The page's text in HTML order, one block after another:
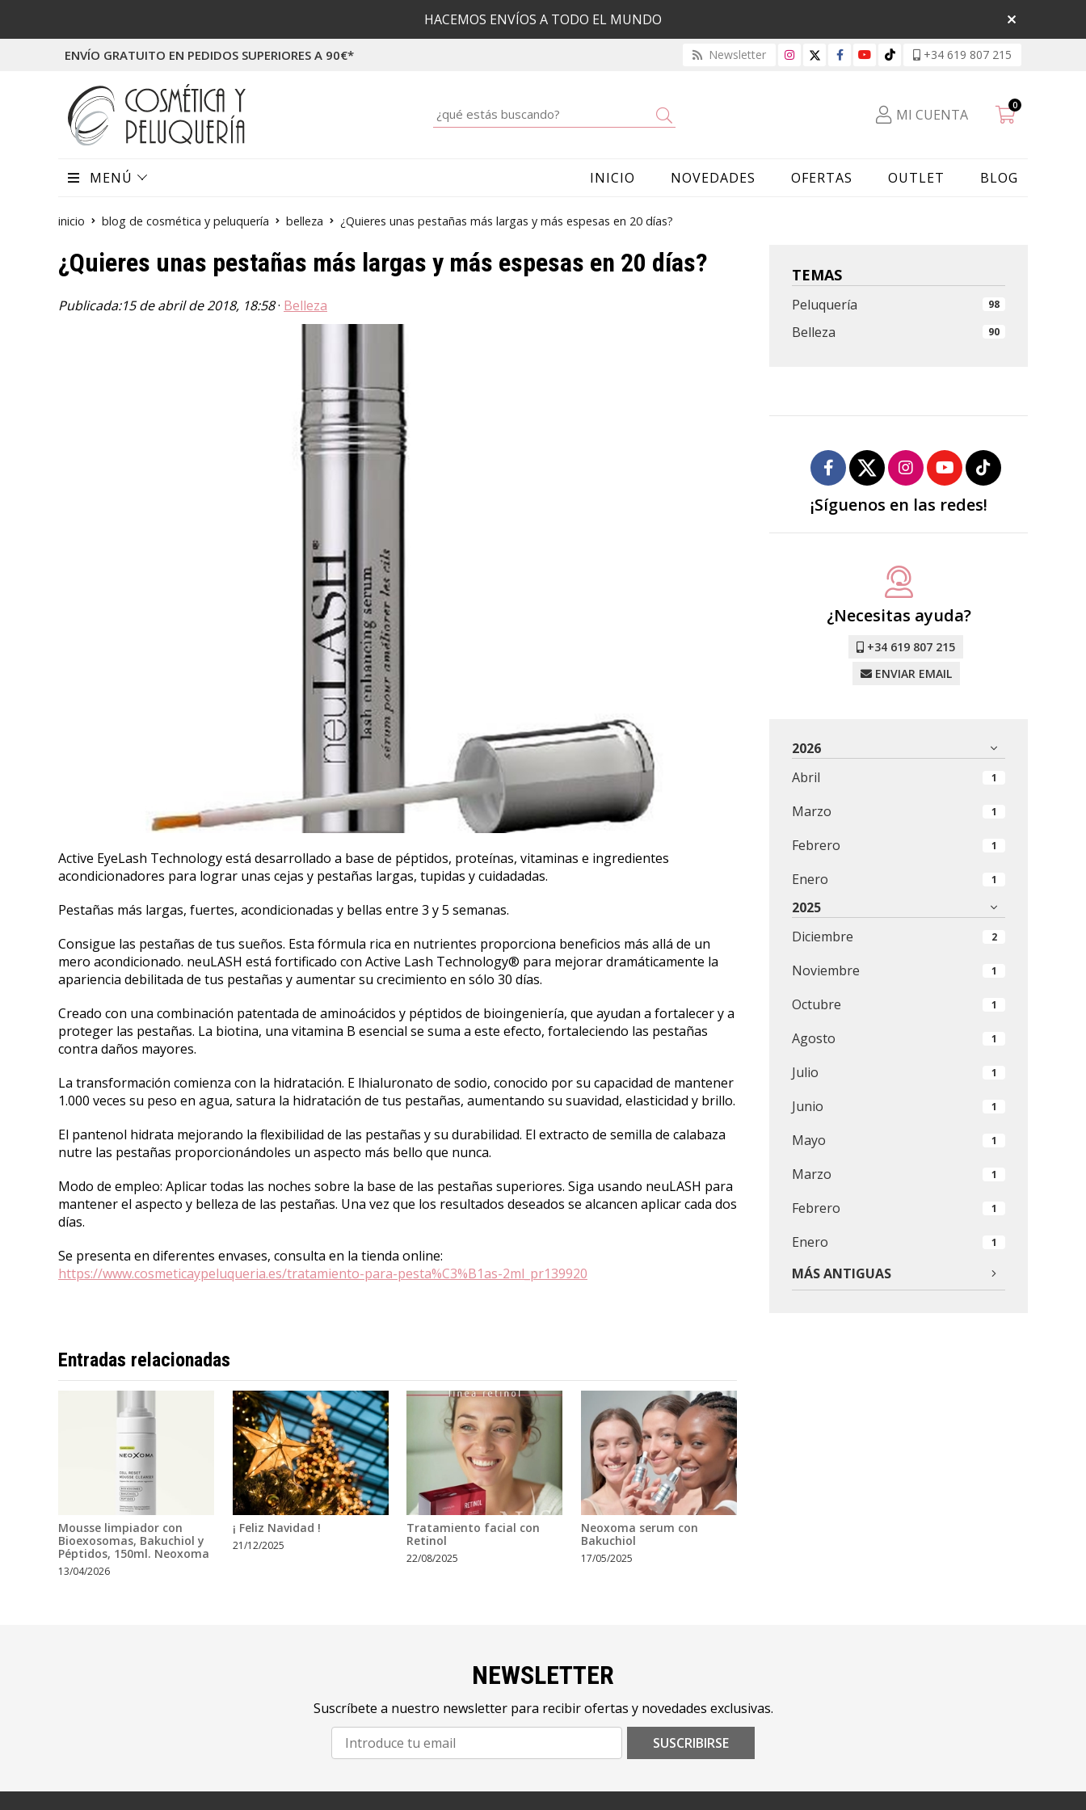
HACEMOS ENVÍOS A TODO EL MUNDO
ENVÍO GRATUITO EN PEDIDOS SUPERIORES A 90€* Newsletter +34 619 807 215
MI CUENTA
0
MENÚ INICIO NOVEDADES OFERTAS OUTLET BLOG
inicio blog de cosmética y peluquería belleza ¿Quieres unas pestañas más largas y más espesas en 20 días?
TEMAS
Belleza 90
Peluquería 98
¿Quieres unas pestañas más largas y más espesas en 20 días?
Publicada:15 de abril de 2018, 18:58· Belleza
Active EyeLash Technology está desarrollado a base de péptidos, proteínas, vitaminas e ingredientes
acondicionadores para lograr unas cejas y pestañas largas, tupidas y cuidadadas.
Pestañas más largas, fuertes, acondicionadas y bellas entre 3 y 5 semanas.
Consigue las pestañas de tus sueños. Esta fórmula rica en nutrientes proporciona beneficios más allá de un
mero acondicionado. neuLASH está fortificado con Active Lash Technology® para mejorar dramáticamente la
apariencia debilitada de tus pestañas y aumentar su crecimiento en sólo 30 días.
Creado con una combinación patentada de aminoácidos y péptidos de bioingeniería, que ayudan a fortalecer y a
proteger las pestañas. La biotina, una vitamina B esencial se suma a este efecto, fortaleciendo las pestañas
contra daños mayores.
La transformación comienza con la hidratación. E lhialuronato de sodio, conocido por su capacidad de mantener
1.000 veces su peso en agua, satura la hidratación de tus pestañas, aumentando su suavidad, elasticidad y brillo.
El pantenol hidrata mejorando la flexibilidad de las pestañas y su durabilidad. El extracto de semilla de calabaza
nutre las pestañas proporcionándoles un aspecto más bello que nunca.
Modo de empleo: Aplicar todas las noches sobre la base de las pestañas superiores. Siga usando neuLASH para
mantener el aspecto y belleza de las pestañas. Una vez que los resultados deseados se alcancen aplicar cada dos
días.
Se presenta en diferentes envases, consulta en la tienda online:
https://www.cosmeticaypeluqueria.es/tratamiento-para-pesta%C3%B1as-2ml_pr139920
Entradas relacionadas
Mousse limpiador con
Bioexosomas, Bakuchiol y
Péptidos, 150ml. Neoxoma
13/04/2026
¡ Feliz Navidad !
21/12/2025
Tratamiento facial con
Retinol
22/08/2025
Neoxoma serum con
Bakuchiol
17/05/2025
¡Síguenos en las redes!
¿Necesitas ayuda?
+34 619 807 215
ENVIAR EMAIL
2026
Abril
1
Marzo 1
Febrero 1
Enero 1
2025
Diciembre
2
Noviembre 1
Octubre 1
Agosto 1
Julio 1
Junio 1
Mayo 1
Marzo 1
Febrero 1
Enero 1
MÁS ANTIGUAS
NEWSLETTER
Suscríbete a nuestro newsletter para recibir ofertas y novedades exclusivas.
SUSCRIBIRSE